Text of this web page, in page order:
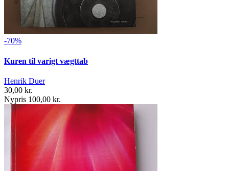
-70%
Kuren til varigt vægttab
Henrik Duer
30,00 kr.
Nypris 100,00 kr.